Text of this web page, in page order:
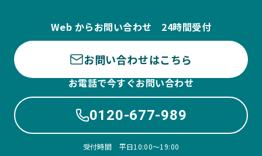
Web からお問い合わせ 24時間受付
お問い合わせはこちら
お電話で今すぐお問い合わせ
0120-677-989
受付時間 平日10:00〜19:00